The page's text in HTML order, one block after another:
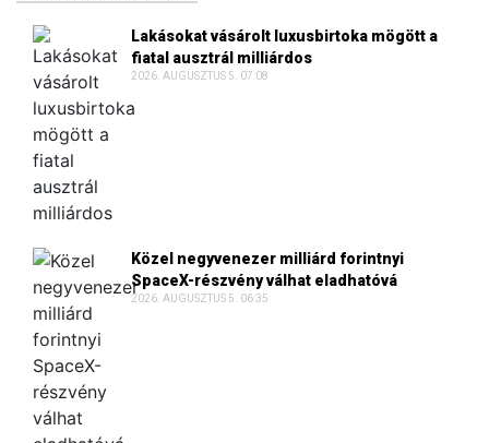
Lakásokat vásárolt luxusbirtoka mögött a
fiatal ausztrál milliárdos
2026. AUGUSZTUS 5. 07:08
Közel negyvenezer milliárd forintnyi
SpaceX-részvény válhat eladhatóvá
2026. AUGUSZTUS 5. 06:35